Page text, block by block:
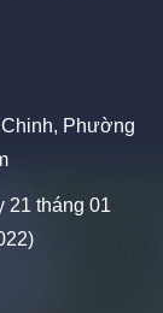
Phường
21 tháng 01